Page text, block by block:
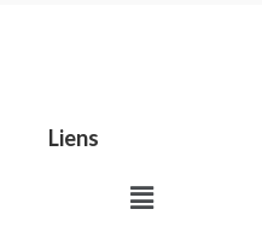
Liens
Menu